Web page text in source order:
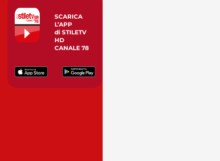
SCARICA
L’APP
di STILETV
HD
CANALE 78